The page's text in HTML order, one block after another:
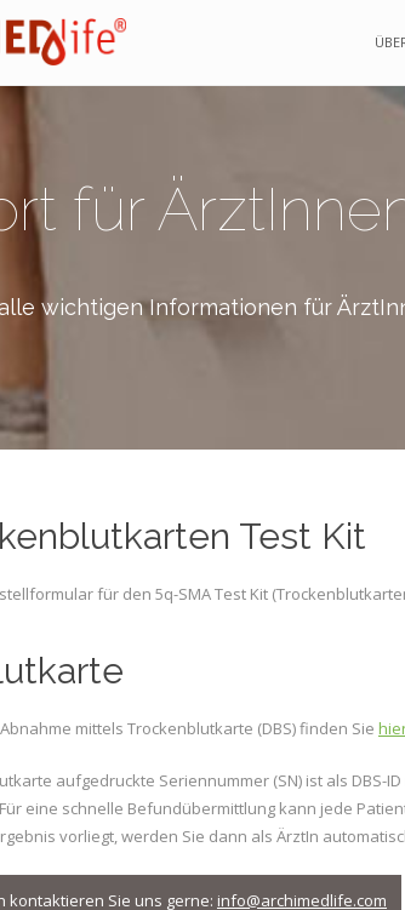
für
wichtigen Informationen für
Test Kit
für den 5q-SMA Test Kit
mittels Trockenblutkarte (DBS) finden Sie
aufgedruckte Seriennummer (SN) ist als DBS-
Für eine schnelle Befundübermittlung kann jede
vorliegt, werden Sie dann als ÄrztIn
kontaktieren Sie uns gerne: info@archimedlife.com